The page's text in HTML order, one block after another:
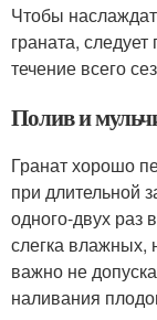
Чтобы
граната,
течение всего
Полив и
Гранат хорошо
при длительной
одного-двух раз
слегка влажных,
важно не
наливания